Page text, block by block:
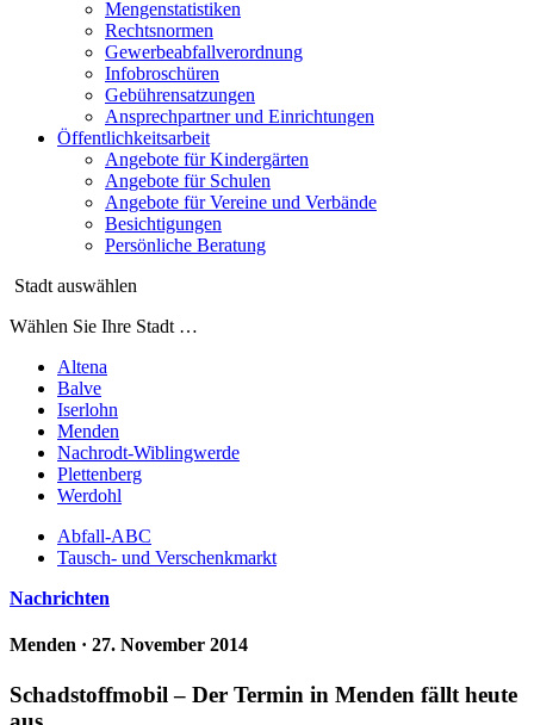
Mengenstatistiken
Rechtsnormen
Gewerbeabfallverordnung
Infobroschüren
Gebührensatzungen
Ansprechpartner und Einrichtungen
Öffentlichkeitsarbeit
Angebote für Kindergärten
Angebote für Schulen
Angebote für Vereine und Verbände
Besichtigungen
Persönliche Beratung
Stadt auswählen
Wählen Sie Ihre Stadt …
Altena
Balve
Iserlohn
Menden
Nachrodt-Wiblingwerde
Plettenberg
Werdohl
Abfall-ABC
Tausch- und Verschenkmarkt
Nachrichten
Menden · 27. November 2014
Schadstoffmobil – Der Termin in Menden fällt heute